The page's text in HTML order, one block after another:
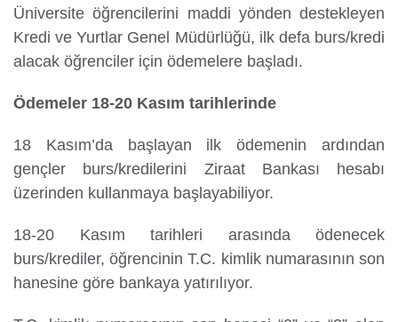
Üniversite öğrencilerini maddi yönden destekleyen
Kredi ve Yurtlar Genel Müdürlüğü, ilk defa burs/kredi
alacak öğrenciler için ödemelere başladı.
Ödemeler 18-20 Kasım tarihlerinde
18 Kasım’da başlayan ilk ödemenin ardından
gençler burs/kredilerini Ziraat Bankası hesabı
üzerinden kullanmaya başlayabiliyor.
18-20 Kasım tarihleri arasında ödenecek
burs/krediler, öğrencinin T.C. kimlik numarasının son
hanesine göre bankaya yatırılıyor.
Yurtdışı